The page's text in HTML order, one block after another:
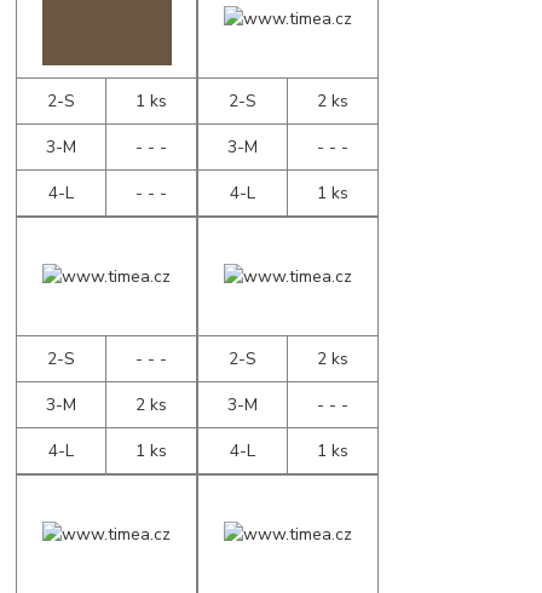
2-S
1 ks
3-M
- - -
4-L
- - -
2-S
2 ks
3-M
- - -
4-L
1 ks
2-S
- - -
3-M
2 ks
4-L
1 ks
2-S
2 ks
3-M
- - -
4-L
1 ks